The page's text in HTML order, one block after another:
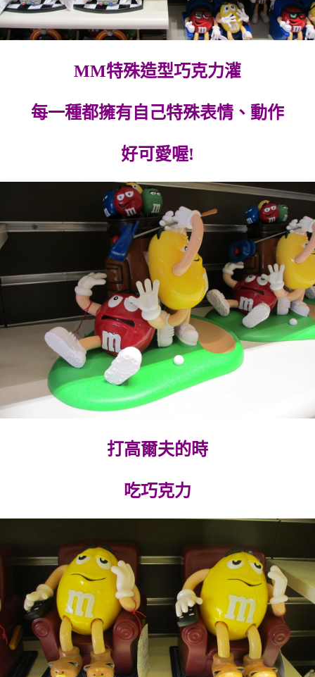
MM特殊造型巧克力灌
每一種都擁有自己特殊表情、動作
好可愛喔!
打高爾夫的時
吃巧克力